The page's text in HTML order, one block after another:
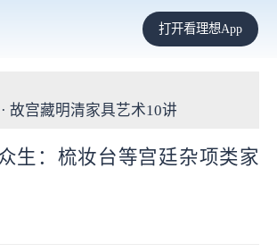
打开看理想App
故宫藏明清家具艺术10讲
生：梳妆台等宫廷杂项类家